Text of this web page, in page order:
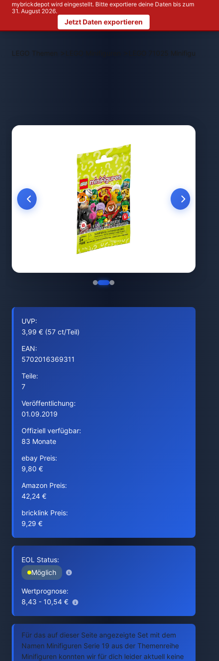
mybrickdepot wird eingestellt. Bitte exportiere deine Daten bis zum
31. August 2026.
Jetzt Daten exportieren
LEGO Themen > LEGO 71025 Minifiguren
UVP:
3,99 € (57 ct/Teil)
EAN:
5702016369311
Teile:
7
Veröffentlichung:
01.09.2019
Offiziell verfügbar:
83 Monate
ebay Preis:
9,80 €
Amazon Preis:
42,24 €
bricklink Preis:
9,29 €
EOL Status:
Möglich
Wertprognose:
8,43 - 10,54 €
Für das auf dieser Seite angezeigte Set mit dem
Namen Minifiguren Serie 19 aus der Themenreihe
Minifiguren konnten wir für dich leider aktuell keine